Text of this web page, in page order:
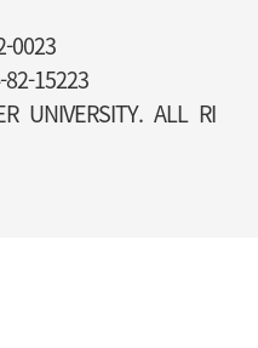
0023
15223
UNIVERSITY. ALL RI